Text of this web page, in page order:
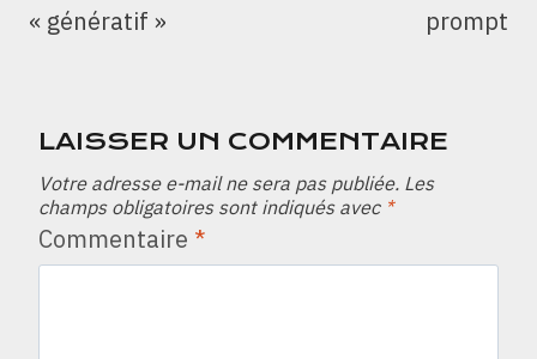
« génératif »
prompt
LAISSER UN COMMENTAIRE
Votre adresse e-mail ne sera pas publiée. Les
champs obligatoires sont indiqués avec *
Commentaire *